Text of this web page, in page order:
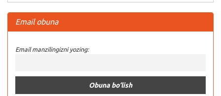
Email obuna
Email manzilingizni yozing: